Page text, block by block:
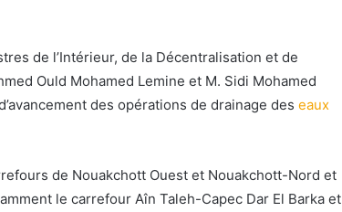
de l’Intérieur, de la Décentralisation et de
Ould Mohamed Lemine et M. Sidi Mohamed
des opérations de drainage des eaux
de Nouakchott Ouest et Nouakchott-Nord et
le carrefour Aîn Taleh-Capec Dar El Barka et